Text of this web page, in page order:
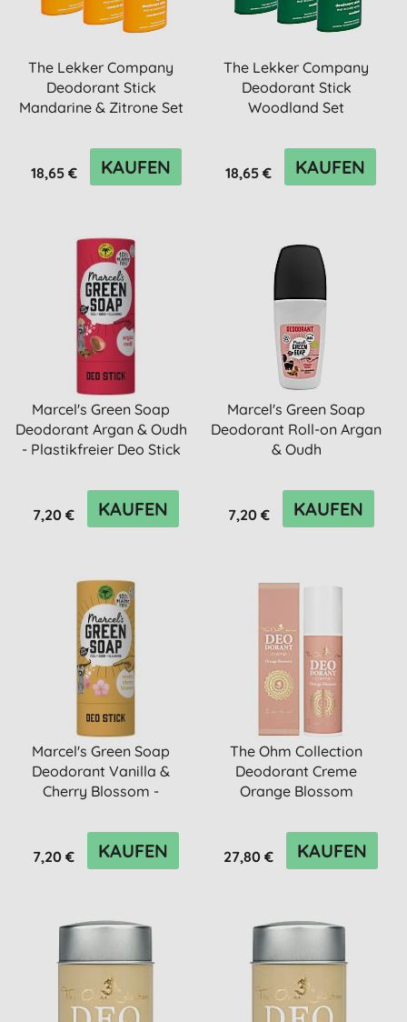
The Lekker Company
Deodorant Stick
Mandarine & Zitrone Set
18,65 € KAUFEN
The Lekker Company
Deodorant Stick
Woodland Set
18,65 € KAUFEN
Marcel's Green Soap
Deodorant Argan & Oudh
- Plastikfreier Deo Stick
7,20 € KAUFEN
Marcel's Green Soap
Deodorant Roll-on Argan
& Oudh
7,20 € KAUFEN
Marcel's Green Soap
Deodorant Vanilla &
Cherry Blossom -
7,20 € KAUFEN
The Ohm Collection
Deodorant Creme
Orange Blossom
27,80 € KAUFEN